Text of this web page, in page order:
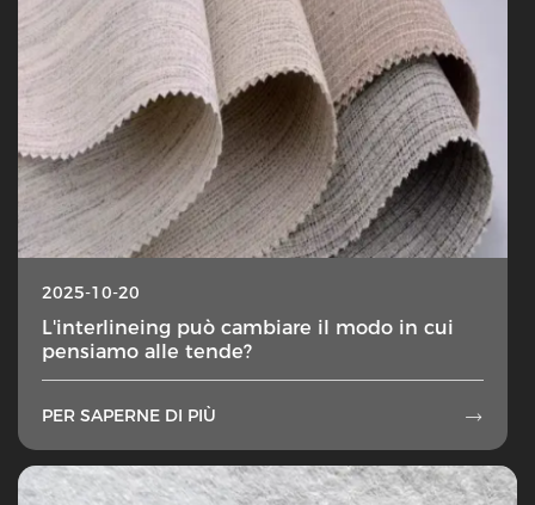
2025-10-20
L'interlineing può cambiare il modo in cui
pensiamo alle tende?
PER SAPERNE DI PIÙ 